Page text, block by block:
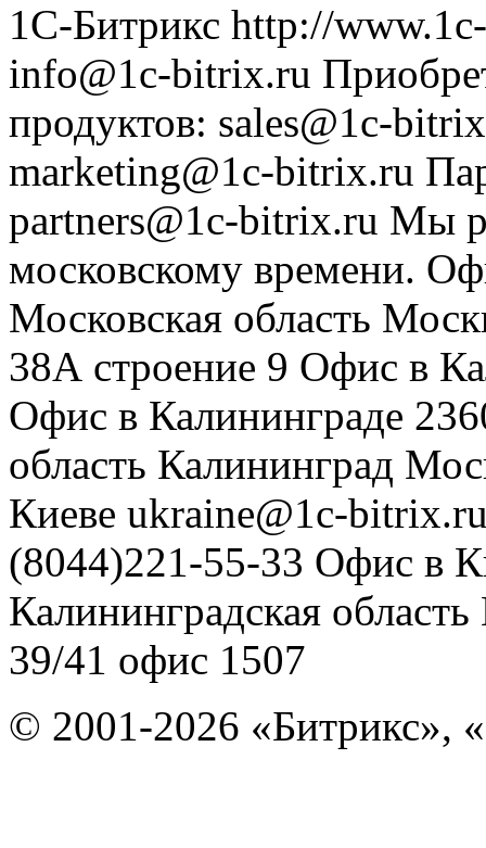
1С-Битрикс http://
info@1c-bitrix.ru
продуктов: sales@1c-
marketing@1c-bitrix.ru
partners@1c-bitrix.ru Мы
московскому времени.
Московская область
38А строение 9 Офис в
Офис в Калининграде
область Калининград
Киеве ukraine@1c-
(8044)221-55-33 Офис в
Калининградская область
39/41 офис 1507
© 2001-2026 «Битрикс»,